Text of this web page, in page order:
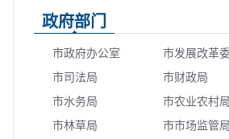
政府部门
市政府办公室 市发展改革
市司法局
市财政局
市水务局
市农业农村局
市林草局
市市场监管局